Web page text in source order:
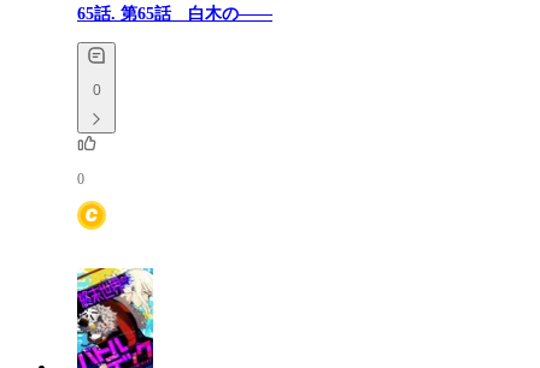
65話. 第65話 白木の――
0
0